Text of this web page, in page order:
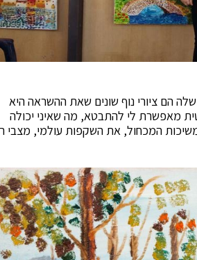
שלה הם ציורי נוף שונים שאת ההשראה היא
מאפשרת לי להתבטא, מה שאיני יכולה
המכחול, את השקפות עולמי, מצבי